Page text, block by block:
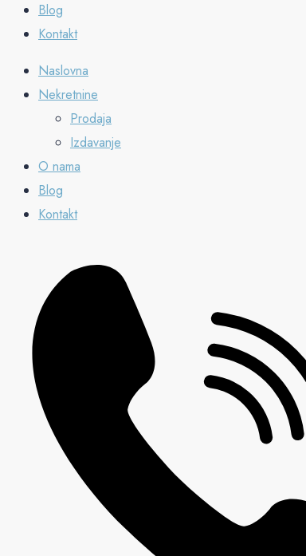
Blog
Kontakt
Naslovna
Nekretnine
Prodaja
Izdavanje
O nama
Blog
Kontakt